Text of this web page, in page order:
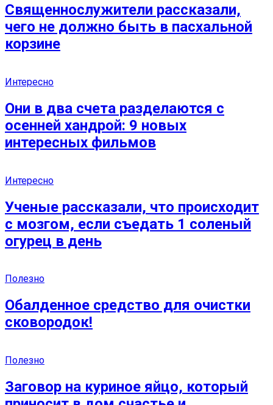
Священнослужители рассказали,
чего не должно быть в пасхальной
корзине
Интересно
Они в два счета разделаются с
осенней хандрой: 9 новых
интересных фильмов
Интересно
Ученые рассказали, что происходит
с мозгом, если съедать 1 соленый
огурец в день
Полезно
Обалденное средство для очистки
сковородок!
Полезно
Заговор на куриное яйцо, который